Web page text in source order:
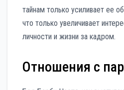
тайнам только усиливает ее
что только увеличивает
личности и жизни за кадром.
Отношения с